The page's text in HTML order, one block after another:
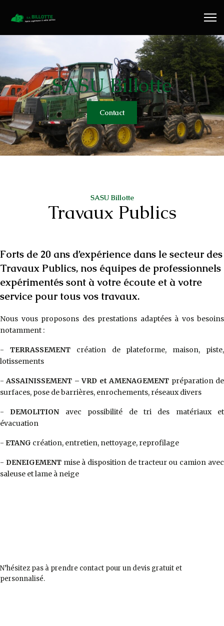
Travaux Forestiers
Transport & Location
Plaquettes Forestière
Traitement de Déchets Bois
SASU Billotte
Contact
SASU Billotte
Travaux Publics
Forts de 20 ans d’expérience dans le secteur des
Travaux Publics, nos équipes de professionnels
expérimentés sont à votre écoute et à votre
service pour tous vos travaux.
Nous vous proposons des prestations adaptées à vos besoins
notamment :
- TERRASSEMENTcréation de plateforme, maison, piste,
lotissements
-ASSAINISSEMENT – VRD et AMENAGEMENT préparation de
surfaces, pose de barrières, enrochements, réseaux divers
- DEMOLITION avec possibilité de tri des matériaux et
évacuation
- ETANG création, entretien, nettoyage, reprofilage
- DENEIGEMENTmise à disposition de tracteur ou camion avec
saleuse et lame à neige
N’hésitez pas à prendre contact pour un devis gratuit et
personnalisé.